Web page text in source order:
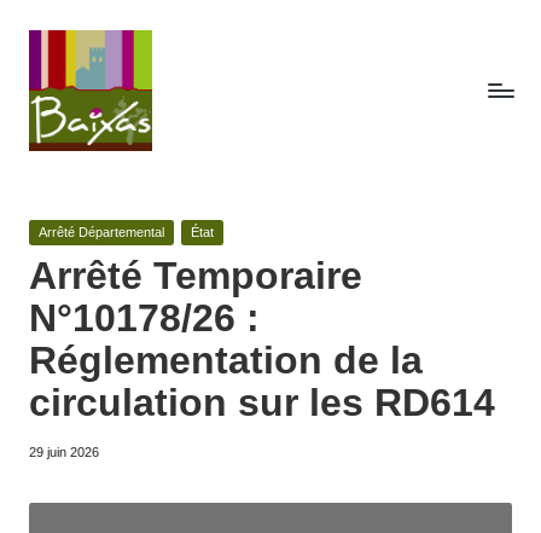
content
c
t
e
s
d
e
la
c
toute
publicité
des
actes
de
la
commune
de
Posted
Arrêté Départemental État
Arrêté Temporaire
N°10178/26 :
Réglementation de la
circulation sur les RD614
29 juin 2026